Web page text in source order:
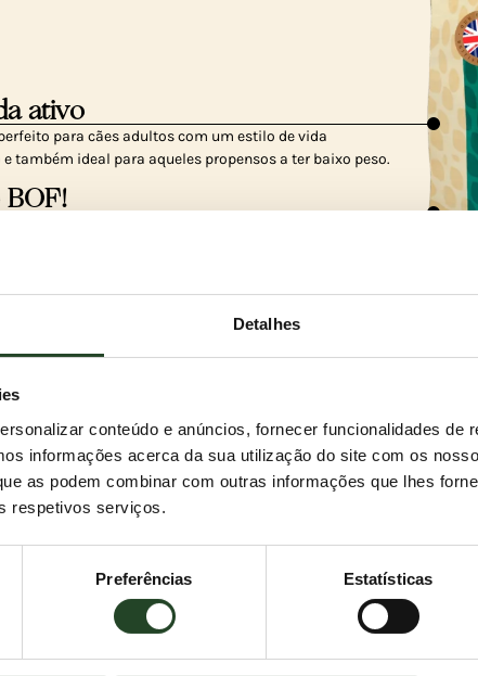
Detalhes
conteúdo e anúncios, fornecer funcionalidades de
informações acerca da sua utilização do site com os
as podem combinar com outras informações que lhes
respetivos serviços.
Preferências Estatísticas
ativo
para cães adultos com um estilo de vida
também ideal para aqueles propensos a ter baixo peso.
BOF!
se mantenha no seu melhor estado.
cheio de potência
em abundância, pato do campo, salmão escocês e truta
um impulso extra de energia!